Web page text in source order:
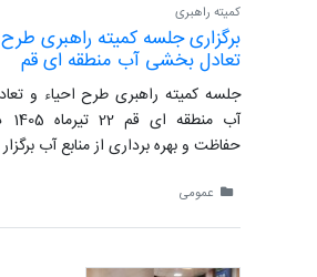
کمیته راهبری
برگزاری جلسه کمیته راهبری
تعادل بخشی آب منطقه ای قم
جلسه کمیته راهبری طرح احیاء و
حفاظت و بهره برداری از منابع آب
عمومی